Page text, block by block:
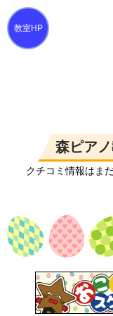
森ピア
クチコミ情報はま